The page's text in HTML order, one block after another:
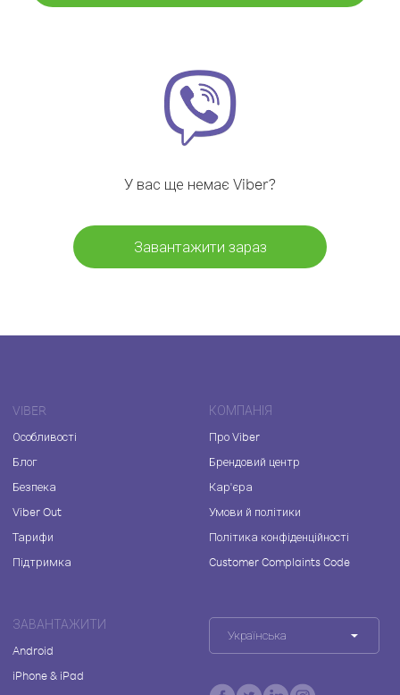
У вас ще немає Viber?
Завантажити зараз
VIBER
Особливості
Блог
Безпека
Viber Out
Тарифи
Підтримка
КОМПАНІЯ
Про Viber
Брендовий центр
Кар'єра
Умови й політики
Політика конфіденційності
Customer Complaints Code
ЗАВАНТАЖИТИ
Android
iPhone & iPad
Українська